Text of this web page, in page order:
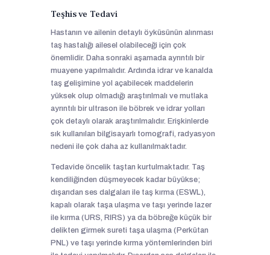
Teşhis ve Tedavi
Hastanın ve ailenin detaylı öyküsünün alınması
taş hastalığı ailesel olabileceği için çok
önemlidir. Daha sonraki aşamada ayrıntılı bir
muayene yapılmalıdır. Ardında idrar ve kanalda
taş gelişimine yol açabilecek maddelerin
yüksek olup olmadığı araştırılmalı ve mutlaka
ayrıntılı bir ultrason ile böbrek ve idrar yolları
çok detaylı olarak araştırılmalıdır. Erişkinlerde
sık kullanılan bilgisayarlı tomografi, radyasyon
nedeni ile çok daha az kullanılmaktadır.
Tedavide öncelik taştan kurtulmaktadır. Taş
kendiliğinden düşmeyecek kadar büyükse;
dışarıdan ses dalgaları ile taş kırma (ESWL),
kapalı olarak taşa ulaşma ve taşı yerinde lazer
ile kırma (URS, RIRS) ya da böbreğe küçük bir
delikten girmek sureti taşa ulaşma (Perkütan
PNL) ve taşı yerinde kırma yöntemlerinden biri